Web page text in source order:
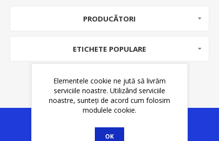
PRODUCĂTORI
ETICHETE POPULARE
Elementele cookie ne jută să livrăm
serviciile noastre. Utilizând serviciile
noastre, sunteți de acord cum folosim
modulele cookie.
OK